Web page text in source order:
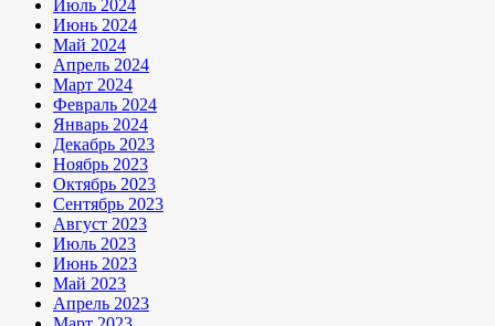
Июль 2024
Июнь 2024
Май 2024
Апрель 2024
Март 2024
Февраль 2024
Январь 2024
Декабрь 2023
Ноябрь 2023
Октябрь 2023
Сентябрь 2023
Август 2023
Июль 2023
Июнь 2023
Май 2023
Апрель 2023